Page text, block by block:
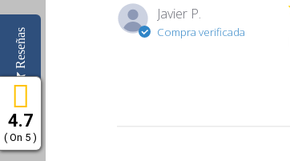
Javier P.
Compra verificada
4.7
( On 5 )
Reseñas